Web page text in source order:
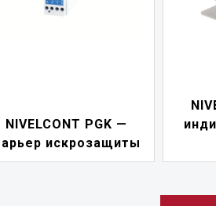
индикатор токовой
петли